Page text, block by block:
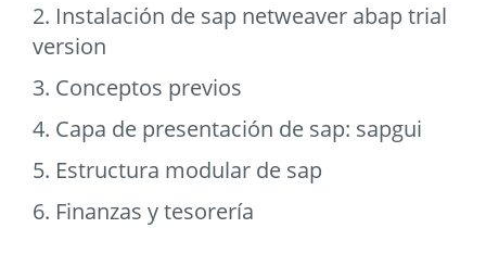
2. Instalación de sap netweaver abap trial
version
3. Conceptos previos
4. Capa de presentación de sap: sapgui
5. Estructura modular de sap
6. Finanzas y tesorería